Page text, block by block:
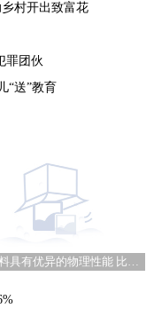
村开出致富花
罪团伙
“送”教育
艺术涂料具有优异的物理性能 比传统的乳胶漆贵